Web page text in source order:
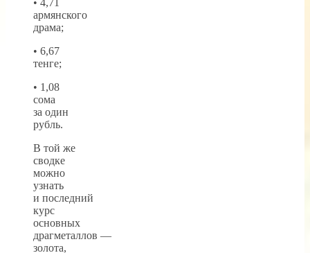
• 4,71
армянского
драма;
• 6,67
тенге;
• 1,08
сома
за один
рубль.
В той же
сводке
можно
узнать
и последний
курс
основных
драгметаллов —
золота,